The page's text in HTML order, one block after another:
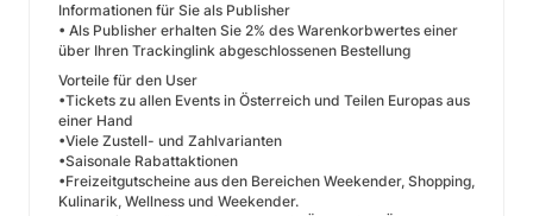
Informationen für Sie als Publisher
• Als Publisher erhalten Sie 2% des Warenkorbwertes einer
über Ihren Trackinglink abgeschlossenen Bestellung
Vorteile für den User
•Tickets zu allen Events in Österreich und Teilen Europas aus
einer Hand
•Viele Zustell- und Zahlvarianten
•Saisonale Rabattaktionen
•Freizeitgutscheine aus den Bereichen Weekender, Shopping,
Kulinarik, Wellness und Weekender.